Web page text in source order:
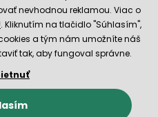
podmienky
cookies
nevhodnou reklamou. Viac o
. Kliknutím na tlačidlo "Súhlasím",
a tým nám umožníte náš
tak, aby fungoval správne.